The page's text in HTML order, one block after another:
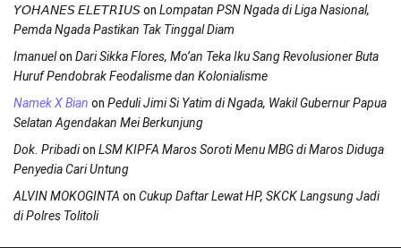
𝘠𝘖𝘏𝘈𝘕𝘌𝘚 𝘌𝘓𝘌𝘛𝘙𝘐𝘜𝘚on Lompatan PSN Ngada di Liga Nasional,
Pemda Ngada Pastikan Tak Tinggal Diam
Imanuelon Dari Sikka Flores, Mo’an Teka Iku Sang Revolusioner Buta
Huruf Pendobrak Feodalisme dan Kolonialisme
Namek X Bian on Peduli Jimi Si Yatim di Ngada, Wakil Gubernur Papua
Selatan Agendakan Mei Berkunjung
Dok. Pribadion LSM KIPFA Maros Soroti Menu MBG di Maros Diduga
Penyedia Cari Untung
ALVIN MOKOGINTA on Cukup Daftar Lewat HP, SKCK Langsung Jadi
di Polres Tolitoli